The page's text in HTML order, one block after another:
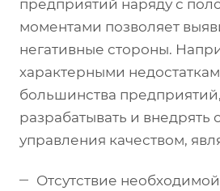
предприятий наряду с
моментами позволяет
негативные стороны.
характерными
большинства
разрабатывать и внедрять
управления качеством,
Отсутствие